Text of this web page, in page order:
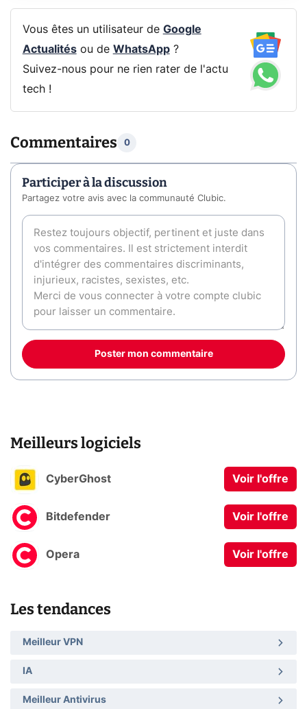
Vous êtes un utilisateur de Google
Actualitésou de WhatsApp?
Suivez-nous pour ne rien rater de l'actu
tech !
Commentaires 0
Participer à la discussion
Partagez votre avis avec la communauté Clubic.
Poster mon commentaire
Meilleurs logiciels
CyberGhost Voir l'offre
Bitdefender Voir l'offre
Opera Voir l'offre
Les tendances
Meilleur VPN
IA
Meilleur Antivirus